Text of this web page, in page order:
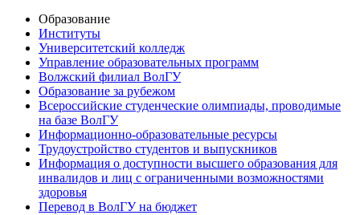
Образование
Институты
Университетский колледж
Управление образовательных программ
Волжский филиал ВолГУ
Образование за рубежом
Всероссийские студенческие олимпиады, проводимые
на базе ВолГУ
Информационно-образовательные ресурсы
Трудоустройство студентов и выпускников
Информация о доступности высшего образования для
инвалидов и лиц с ограниченными возможностями
здоровья
Перевод в ВолГУ на бюджет